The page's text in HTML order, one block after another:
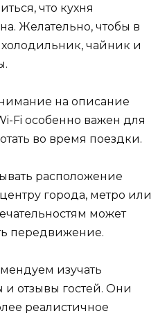
что кухня
Желательно, чтобы в
чайник и
на описание
Fi особенно важен для
во время поездки.
расположение
города, метро или
может
передвижение.
изучать
отзывы гостей. Они
реалистичное